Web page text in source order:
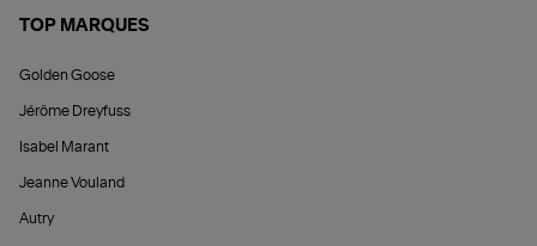
TOP MARQUES
Golden Goose
Jérôme Dreyfuss
Isabel Marant
Jeanne Vouland
Autry